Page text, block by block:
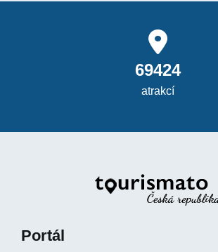
69424
atrakcí
Portál